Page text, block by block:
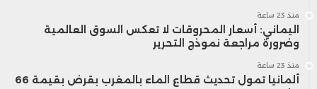
منذ 23 ساعة
اليماني: أسعار المحروقات لا تعكس السوق العالمية
وضرورة مراجعة نموذج التحرير
منذ 23 ساعة
ألمانيا تمول تحديث قطاع الماء بالمغرب بقرض بقيمة 66